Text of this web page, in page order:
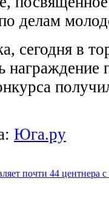
по делам
сегодня в
Юга.ру
почти 44 центнера с